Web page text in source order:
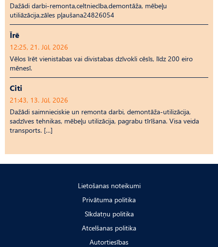
Dažādi darbi-remonta,celtniecība,demontāža, mēbeļu
utiliāzācija,zāles pļaušana24826054
Īrē
12:25, 21. Jūl, 2026
Vēlos īrēt vienistabas vai divistabas dzīvokli cēsīs, līdz 200 eiro
mēnesī.
Citi
21:43, 13. Jūl, 2026
Dažādi saimnieciskie un remonta darbi, demontāža-utilizācija,
sadzīves tehnikas, mēbeļu utilizācija, pagrabu tīrīšana. Visa veida
transports. […]
Lietošanas noteikumi
Privātuma politika
Sīkdatņu politika
Atcelšanas politika
Autortiesības